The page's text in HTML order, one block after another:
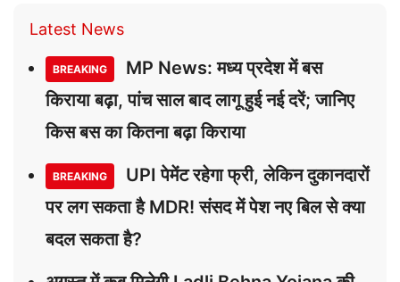
Latest News
BREAKING
MP News: मध्य प्रदेश में बस
किराया बढ़ा, पांच साल बाद लागू हुई नई दरें; जानिए
किस बस का कितना बढ़ा किराया
BREAKING
UPI पेमेंट रहेगा फ्री, लेकिन दुकानदारों
पर लग सकता है MDR! संसद में पेश नए बिल से क्या
बदल सकता है?